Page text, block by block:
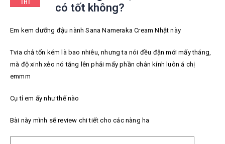
có tốt không?
Em kem dưỡng đậu nành Sana Nameraka Cream Nhật này
Tvia chả tốn kém là bao nhiêu, nhưng ta nói đều đặn mới mấy tháng,
mà độ xinh xẻo nó tăng lên phải mấy phần chân kính luôn á chị
emmm
Cụ tỉ em ấy như thế nào
Bài này mình sẽ review chi tiết cho các nàng ha